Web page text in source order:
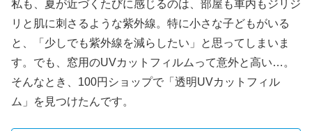
私も、夏が近づくたびに感じるのは、部屋も車内もジリジ
リと肌に刺さるような紫外線。特に小さな子どもがいる
と、「少しでも紫外線を減らしたい」と思ってしまいま
す。でも、窓用のUVカットフィルムって意外と高い…。
そんなとき、100円ショップで「透明UVカットフィル
ム」を見つけたんです。